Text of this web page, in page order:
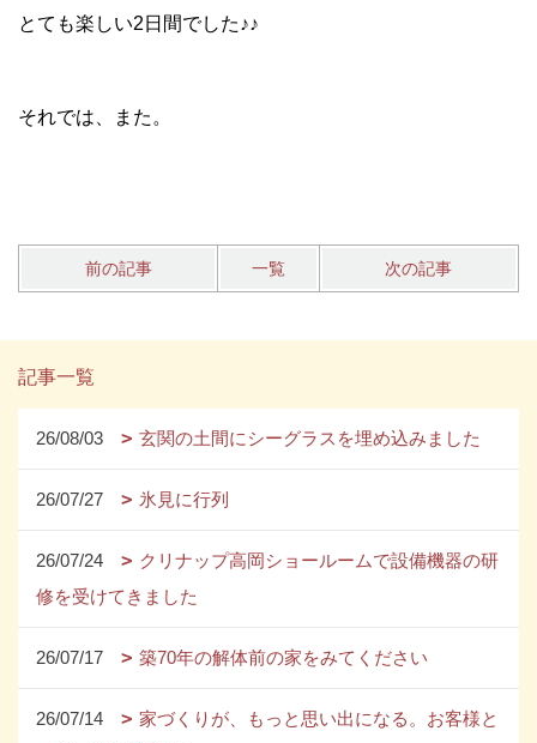
とても楽しい2日間でした♪♪
それでは、また。
前の記事 一覧 次の記事
記事一覧
26/08/03 玄関の土間にシーグラスを埋め込みました
26/07/27 氷見に行列
26/07/24
クリナップ高岡ショールームで設備機器の研
修を受けてきました
26/07/17 築70年の解体前の家をみてください
26/07/14
家づくりが、もっと思い出になる。お客様と